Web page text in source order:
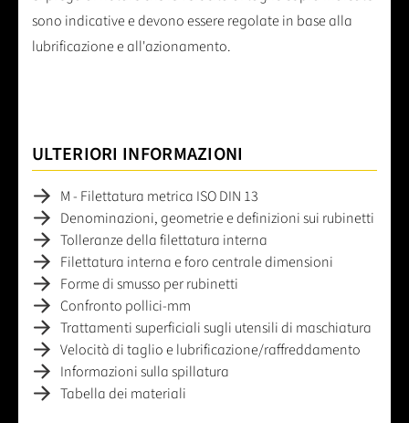
sono indicative e devono essere regolate in base alla
lubrificazione e all'azionamento.
ULTERIORI INFORMAZIONI
M - Filettatura metrica ISO DIN 13
Denominazioni, geometrie e definizioni sui rubinetti
Tolleranze della filettatura interna
Filettatura interna e foro centrale dimensioni
Forme di smusso per rubinetti
Confronto pollici-mm
Trattamenti superficiali sugli utensili di maschiatura
Velocità di taglio e lubrificazione/raffreddamento
Informazioni sulla spillatura
Tabella dei materiali